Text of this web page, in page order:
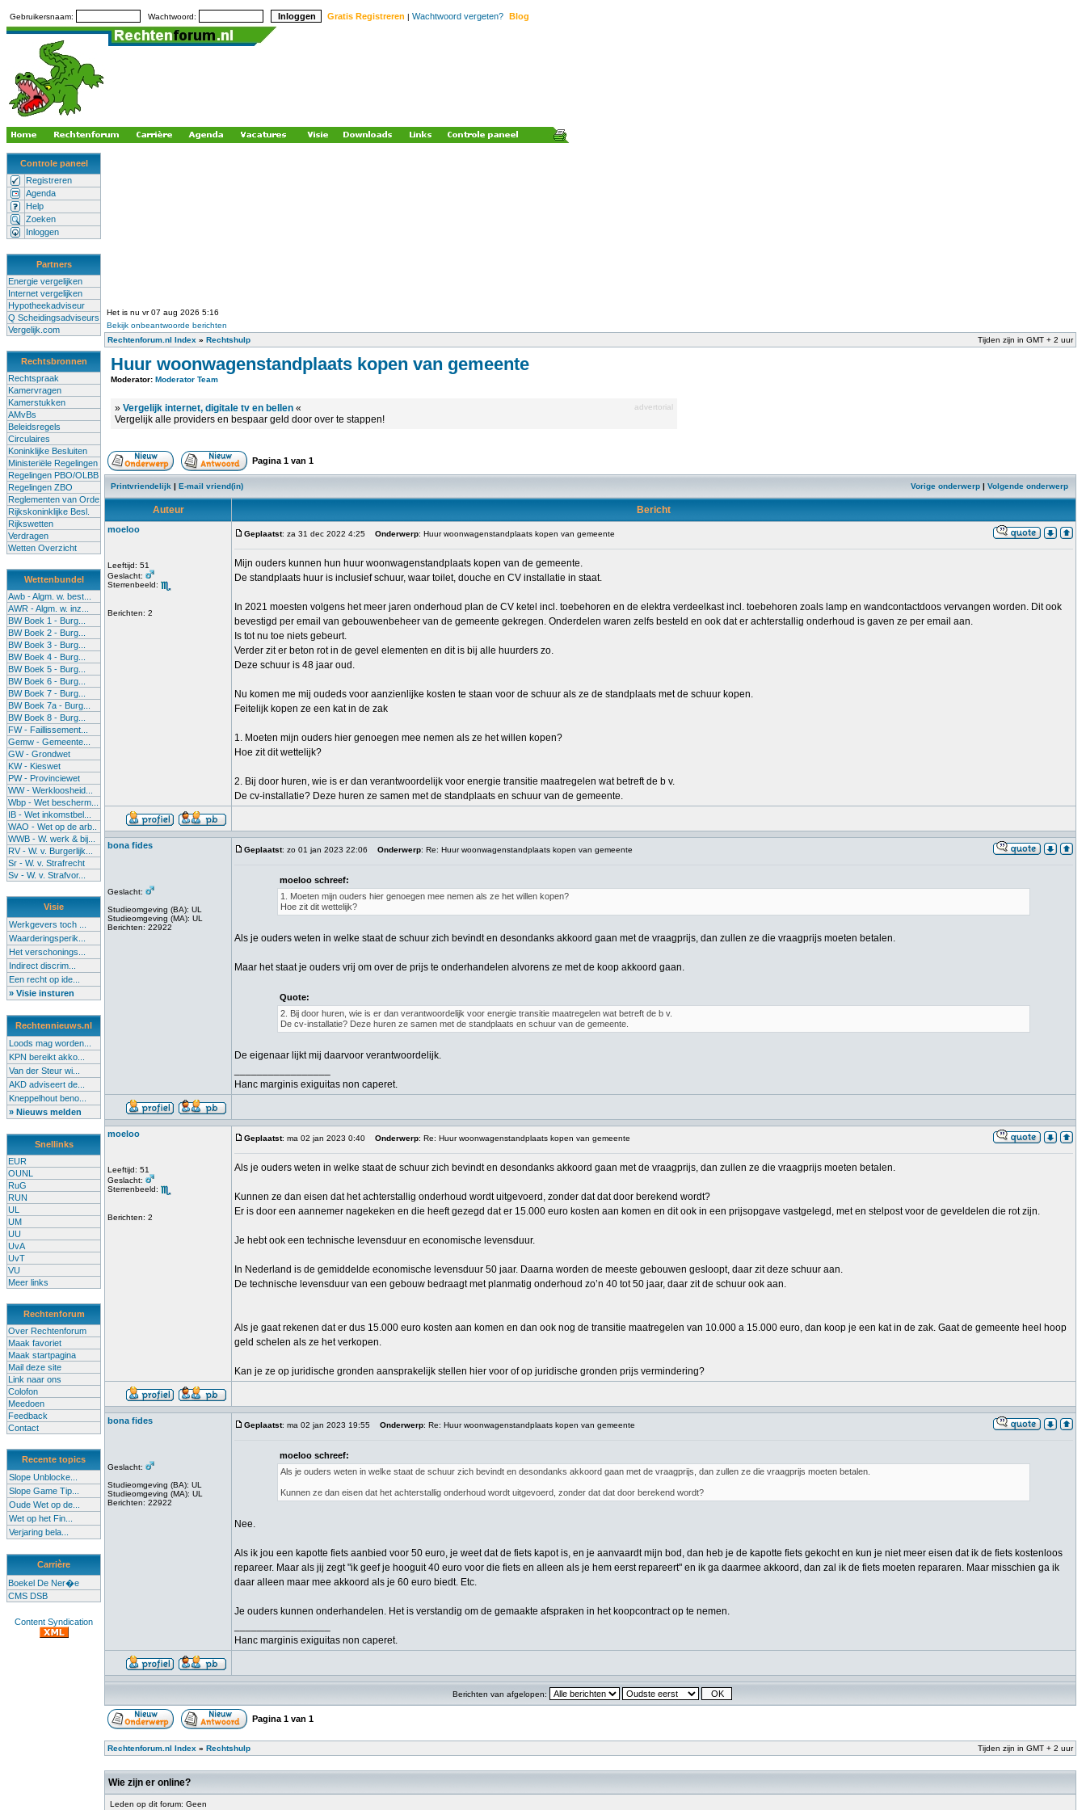
Gebruikersnaam: Wachtwoord: Gratis Registreren | Wachtwoord vergeten? Blog
Controle paneel
Registreren
Agenda
Help
Zoeken
Inloggen
Partners
Energie vergelijken
Internet vergelijken
Hypotheekadviseur
Q Scheidingsadviseurs
Vergelijk.com
Rechtsbronnen
Rechtspraak
Kamervragen
Kamerstukken
AMvBs
Beleidsregels
Circulaires
Koninklijke Besluiten
Ministeriële Regelingen
Regelingen PBO/OLBB
Regelingen ZBO
Reglementen van Orde
Rijkskoninklijke Besl.
Rijkswetten
Verdragen
Wetten Overzicht
Wettenbundel
Awb - Algm. w. best...
AWR - Algm. w. inz...
BW Boek 1 - Burg...
BW Boek 2 - Burg...
BW Boek 3 - Burg...
BW Boek 4 - Burg...
BW Boek 5 - Burg...
BW Boek 6 - Burg...
BW Boek 7 - Burg...
BW Boek 7a - Burg...
BW Boek 8 - Burg...
FW - Faillissement...
Gemw - Gemeente...
GW - Grondwet
KW - Kieswet
PW - Provinciewet
WW - Werkloosheid...
Wbp - Wet bescherm...
IB - Wet inkomstbel...
WAO - Wet op de arb..
WWB - W. werk & bij...
RV - W. v. Burgerlijk...
Sr - W. v. Strafrecht
Sv - W. v. Strafvor...
Visie
Werkgevers toch ...
Waarderingsperik...
Het verschonings...
Indirect discrim...
Een recht op ide...
» Visie insturen
Rechtennieuws.nl
Loods mag worden...
KPN bereikt akko...
Van der Steur wi...
AKD adviseert de...
Kneppelhout beno...
» Nieuws melden
Snellinks
EUR
OUNL
RuG
RUN
UL
UM
UU
UvA
UvT
VU
Meer links
Rechtenforum
Over Rechtenforum
Maak favoriet
Maak startpagina
Mail deze site
Link naar ons
Colofon
Meedoen
Feedback
Contact
Recente topics
Slope Unblocke...
Slope Game Tip...
Oude Wet op de...
Wet op het Fin...
Verjaring bela...
Carrière
Boekel De Ner�e
CMS DSB
Content Syndication
Het is nu vr 07 aug 2026 5:16
Bekijk onbeantwoorde berichten
Rechtenforum.nl Index » Rechtshulp Tijden zijn in GMT + 2 uur
Huur woonwagenstandplaats kopen van gemeente
Moderator: Moderator Team
» Vergelijk internet, digitale tv en bellen « advertorial
Vergelijk alle providers en bespaar geld door over te stappen!
Pagina 1 van 1
Printvriendelijk | E-mail vriend(in) Vorige onderwerp | Volgende onderwerp
Auteur Bericht
moeloo
Leeftijd: 51
Geslacht:
Sterrenbeeld:
Berichten: 2
Geplaatst: za 31 dec 2022 4:25 Onderwerp: Huur woonwagenstandplaats kopen van gemeente
Mijn ouders kunnen hun huur woonwagenstandplaats kopen van de gemeente.
De standplaats huur is inclusief schuur, waar toilet, douche en CV installatie in staat.
In 2021 moesten volgens het meer jaren onderhoud plan de CV ketel incl. toebehoren en de elektra verdeelkast incl. toebehoren zoals lamp en wandcontactdoos vervangen worden. Dit ook
bevestigd per email van gebouwenbeheer van de gemeente gekregen. Onderdelen waren zelfs besteld en ook dat er achterstallig onderhoud is gaven ze per email aan.
Is tot nu toe niets gebeurt.
Verder zit er beton rot in de gevel elementen en dit is bij alle huurders zo.
Deze schuur is 48 jaar oud.
Nu komen me mij oudeds voor aanzienlijke kosten te staan voor de schuur als ze de standplaats met de schuur kopen.
Feitelijk kopen ze een kat in de zak
1. Moeten mijn ouders hier genoegen mee nemen als ze het willen kopen?
Hoe zit dit wettelijk?
2. Bij door huren, wie is er dan verantwoordelijk voor energie transitie maatregelen wat betreft de b v.
De cv-installatie? Deze huren ze samen met de standplaats en schuur van de gemeente.
bona fides
Geslacht:
Studieomgeving (BA): UL
Studieomgeving (MA): UL
Berichten: 22922
Geplaatst: zo 01 jan 2023 22:06 Onderwerp: Re: Huur woonwagenstandplaats kopen van gemeente
moeloo schreef:
1. Moeten mijn ouders hier genoegen mee nemen als ze het willen kopen?
Hoe zit dit wettelijk?
Als je ouders weten in welke staat de schuur zich bevindt en desondanks akkoord gaan met de vraagprijs, dan zullen ze die vraagprijs moeten betalen.
Maar het staat je ouders vrij om over de prijs te onderhandelen alvorens ze met de koop akkoord gaan.
Quote:
2. Bij door huren, wie is er dan verantwoordelijk voor energie transitie maatregelen wat betreft de b v.
De cv-installatie? Deze huren ze samen met de standplaats en schuur van de gemeente.
De eigenaar lijkt mij daarvoor verantwoordelijk.
Hanc marginis exiguitas non caperet.
moeloo
Leeftijd: 51
Geslacht:
Sterrenbeeld:
Berichten: 2
Geplaatst: ma 02 jan 2023 0:40 Onderwerp: Re: Huur woonwagenstandplaats kopen van gemeente
Als je ouders weten in welke staat de schuur zich bevindt en desondanks akkoord gaan met de vraagprijs, dan zullen ze die vraagprijs moeten betalen.
Kunnen ze dan eisen dat het achterstallig onderhoud wordt uitgevoerd, zonder dat dat door berekend wordt?
Er is door een aannemer nagekeken en die heeft gezegd dat er 15.000 euro kosten aan komen en dit ook in een prijsopgave vastgelegd, met en stelpost voor de geveldelen die rot zijn.
Je hebt ook een technische levensduur en economische levensduur.
In Nederland is de gemiddelde economische levensduur 50 jaar. Daarna worden de meeste gebouwen gesloopt, daar zit deze schuur aan.
De technische levensduur van een gebouw bedraagt met planmatig onderhoud zo’n 40 tot 50 jaar, daar zit de schuur ook aan.
Als je gaat rekenen dat er dus 15.000 euro kosten aan komen en dan ook nog de transitie maatregelen van 10.000 a 15.000 euro, dan koop je een kat in de zak. Gaat de gemeente heel hoop
geld schelen als ze het verkopen.
Kan je ze op juridische gronden aansprakelijk stellen hier voor of op juridische gronden prijs vermindering?
bona fides
Geslacht:
Studieomgeving (BA): UL
Studieomgeving (MA): UL
Berichten: 22922
Geplaatst: ma 02 jan 2023 19:55 Onderwerp: Re: Huur woonwagenstandplaats kopen van gemeente
moeloo schreef:
Als je ouders weten in welke staat de schuur zich bevindt en desondanks akkoord gaan met de vraagprijs, dan zullen ze die vraagprijs moeten betalen.
Kunnen ze dan eisen dat het achterstallig onderhoud wordt uitgevoerd, zonder dat dat door berekend wordt?
Nee.
Als ik jou een kapotte fiets aanbied voor 50 euro, je weet dat de fiets kapot is, en je aanvaardt mijn bod, dan heb je de kapotte fiets gekocht en kun je niet meer eisen dat ik de fiets kostenloos
repareer. Maar als jij zegt "ik geef je hooguit 40 euro voor die fiets en alleen als je hem eerst repareert" en ik ga daarmee akkoord, dan zal ik de fiets moeten repararen. Maar misschien ga ik
daar alleen maar mee akkoord als je 60 euro biedt. Etc.
Je ouders kunnen onderhandelen. Het is verstandig om de gemaakte afspraken in het koopcontract op te nemen.
Hanc marginis exiguitas non caperet.
Berichten van afgelopen:
Pagina 1 van 1
Rechtenforum.nl Index » Rechtshulp Tijden zijn in GMT + 2 uur
Wie zijn er online?
Leden op dit forum: Geen